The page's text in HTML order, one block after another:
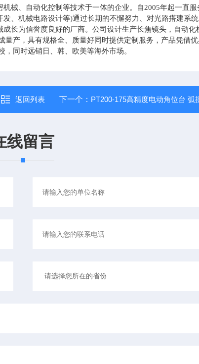
械、自动化控制等技术于一体的企业。自2005年起一直
、机械电路设计等)通过长期的不懈努力、对光路搭建系
长为信誉度良好的厂商。公司设计生产长焦镜头，自动化
产，具有规格全、质量好同时提供定制服务，产品凭借
同时远销日、韩、欧美等海外市场。
返回列表 下一个： PT200-175高精度电动角位台 弧摆台台面尺寸
线留言